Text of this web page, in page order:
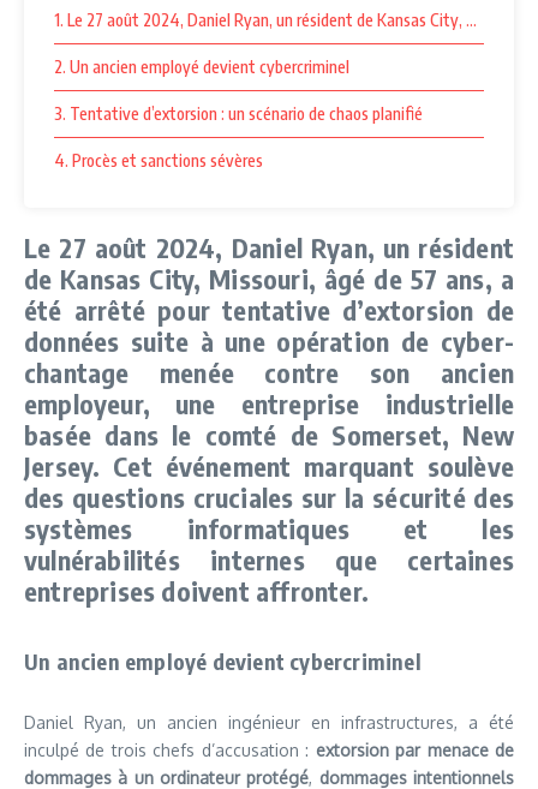
1. Le 27 août 2024, Daniel Ryan, un résident de Kansas City,
2. Un ancien employé devient cybercriminel
3. Tentative d’extorsion : un scénario de chaos planifié
4. Procès et sanctions sévères
Le 27 août 2024, Daniel Ryan, un résident
de Kansas City, Missouri, âgé de 57 ans, a
été arrêté pour tentative d’extorsion de
données suite à une opération de cyber-
chantage menée contre son ancien
employeur, une entreprise industrielle
basée dans le comté de Somerset, New
Jersey. Cet événement marquant soulève
des questions cruciales sur la sécurité des
systèmes informatiques et les
vulnérabilités internes que certaines
entreprises doivent affronter.
Un ancien employé devient cybercriminel
Daniel Ryan, un ancien ingénieur en infrastructures, a été
inculpé de trois chefs d’accusation : extorsion par menace de
dommages à un ordinateur protégé, dommages intentionnels